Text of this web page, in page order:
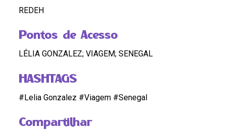
Compartilhar
REDEH
Pontos de Acesso
LÉLIA GONZALEZ; VIAGEM; SENEGAL
HASHTAGS
#Lelia Gonzalez #Viagem #Senegal